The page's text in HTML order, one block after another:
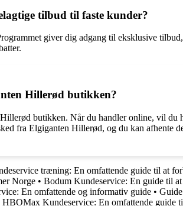
tilbud til faste kunder?
giver dig adgang til eksklusive
Hillerød butikken?
butikken. Når du handler online, vil
fra Elgiganten Hillerød, og du kan
træning: En omfattende guide til at
Norge • Bodum Kundeservice: En guide til
En omfattende og informativ guide •
HBOMax Kundeservice: En omfattende guide